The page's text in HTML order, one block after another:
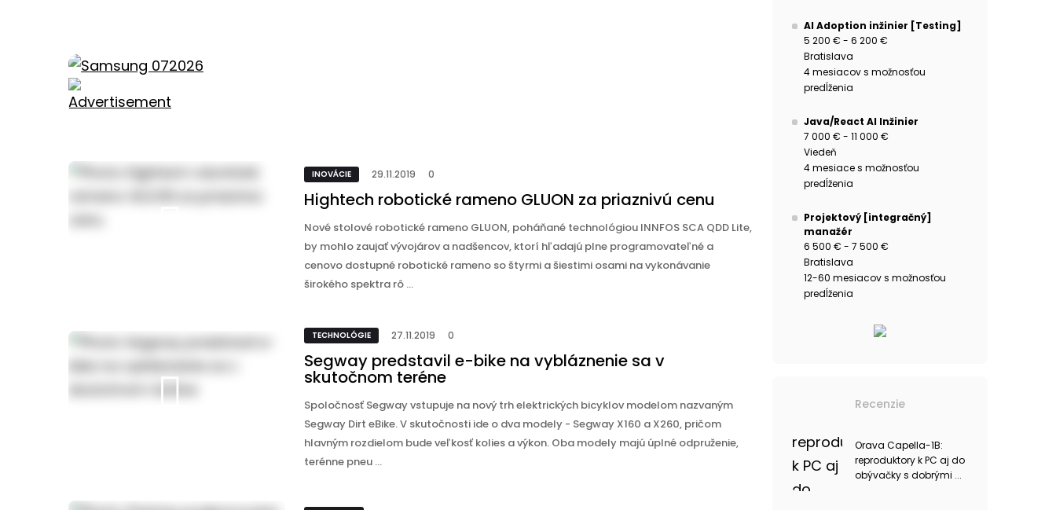
INOVÁCIE 29.11.2019 0
Hightech robotické rameno GLUON za priaznivú cenu
Nové stolové robotické rameno GLUON, poháňané technológiou INNFOS SCA QDD Lite,
by mohlo zaujať vývojárov a nadšencov, ktorí hľadajú plne programovateľné a
cenovo dostupné robotické rameno so štyrmi a šiestimi osami na vykonávanie
širokého spektra rô ...
TECHNOLÓGIE 27.11.2019 0
Segway predstavil e-bike na vybláznenie sa v
skutočnom teréne
Spoločnosť Segway vstupuje na nový trh elektrických bicyklov modelom nazvaným
Segway Dirt eBike. V skutočnosti ide o dva modely - Segway X160 a X260, pričom
hlavným rozdielom bude veľkosť kolies a výkon. Oba modely majú úplné odpruženie,
terénne pneu ...
AI Adoption inžinier [Testing]
5 200 € - 6 200 €
Bratislava
4 mesiacov s možnosťou
predĺženia
Java/React AI Inžinier
7 000 € - 11 000 €
Viedeň
4 mesiace s možnosťou
predĺženia
Projektový [integračný]
manažér
6 500 € - 7 500 €
Bratislava
12-60 mesiacov s možnosťou
predĺženia
Recenzie
Orava Capella-1B:
reproduktory k PC aj do
obývačky s dobrými ...